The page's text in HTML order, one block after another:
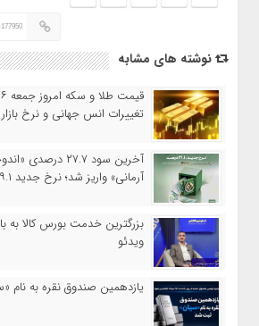
نوشته های مشابه
تغییرات انس جهانی و نرخ
آخرین سود ۲۷.۷
آرمانی» واریز شد؛ نرخ جدید ۲۹.۱ درصد
بزرگترین خدمت بورس کالا به
ویدئو
یازدهمین صندوق نقره به نام